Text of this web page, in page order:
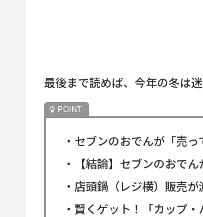
最後まで読めば、今年の冬は
・セブンのおでんが「売
・【結論】セブンのおで
・店頭鍋（レジ横）販売
・賢くゲット！「カップ